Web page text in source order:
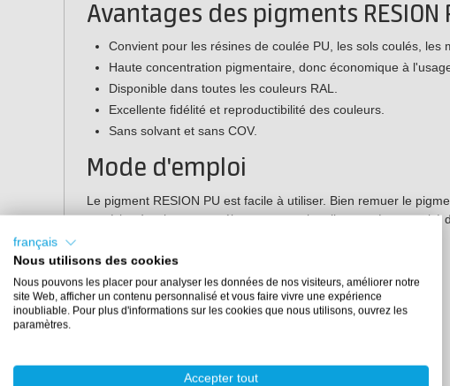
Avantages des pigments RESION
Convient pour les résines de coulée PU, les sols coulés, les
Haute concentration pigmentaire, donc économique à
Disponible dans toutes les couleurs RAL.
Excellente fidélité et reproductibilité des couleurs.
Sans solvant et sans COV.
Mode d'emploi
Le pigment RESION PU est facile à utiliser. Bien remuer le
matériau à colorer, en mélangeant continuellement. La quantité
Sols au rouleau :utiliser 5 à 10% de pigment (en poids)
Sols coulés :utiliser 3 à 10% de pigment (en poids)
Produits adaptés
français
Nous utilisons des cookies
Nous pouvons les placer pour analyser les données de nos visiteurs, améliorer notre
site Web, afficher un contenu personnalisé et vous faire vivre une expérience
inoubliable. Pour plus d'informations sur les cookies que nous utilisons, ouvrez les
paramètres.
Accepter tout